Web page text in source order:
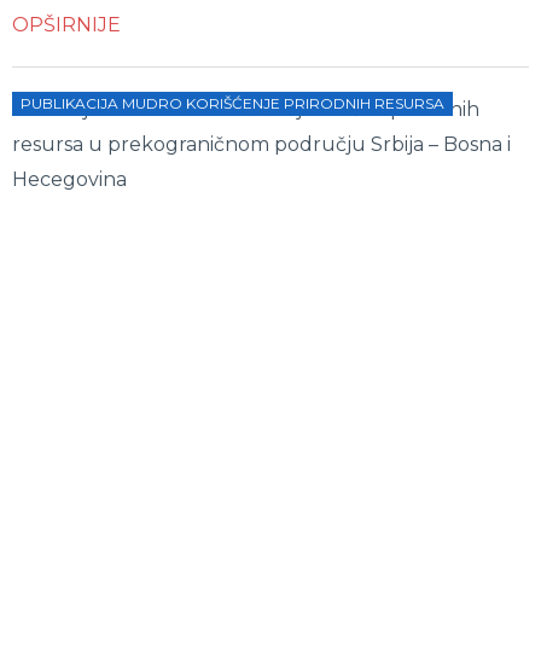
OPŠIRNIJE
PUBLIKACIJA MUDRO KORIŠĆENJE PRIRODNIH RESURSA